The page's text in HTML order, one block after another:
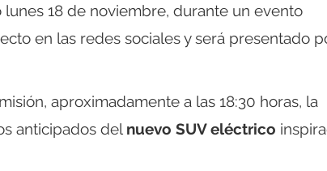
18 de noviembre, durante un evento
en las redes sociales y será presentado
aproximadamente a las 18:30 horas, la
anticipados del nuevo SUV eléctrico